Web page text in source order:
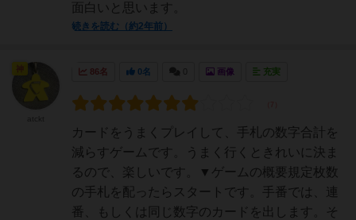
面白いと思います。
続きを読む（約2年前）
86名 0名 画像 充実
カードをうまくプレイして、手札の数字合計を
減らすゲームです。うまく行くときれいに決ま
るので、楽しいです。▼ゲームの概要規定枚数
の手札を配ったらスタートです。手番では、連
番、もしくは同じ数字のカードを出します。そ
神